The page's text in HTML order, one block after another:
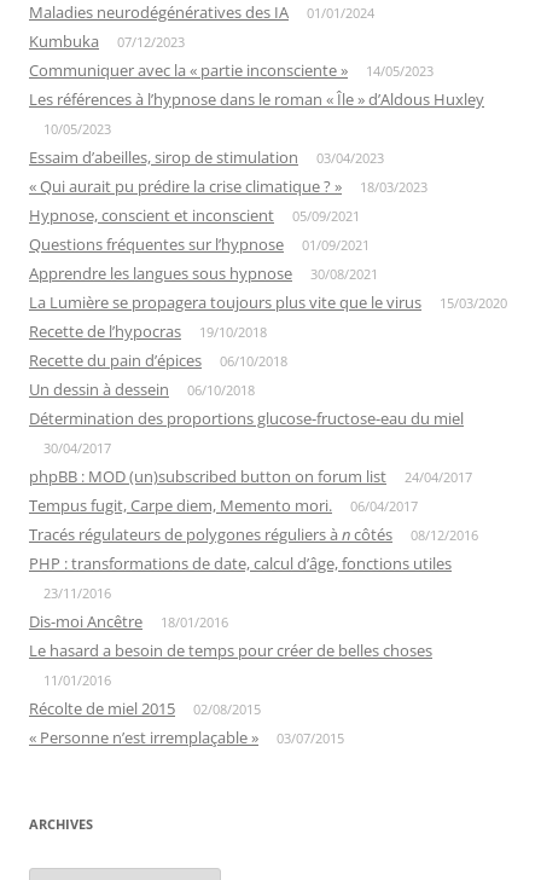
Maladies neurodégénératives des IA 01/01/2024
Kumbuka 07/12/2023
Communiquer avec la « partie inconsciente » 14/05/2023
Les références à l’hypnose dans le roman « Île » d’Aldous Huxley
10/05/2023
Essaim d’abeilles, sirop de stimulation 03/04/2023
« Qui aurait pu prédire la crise climatique ? » 18/03/2023
Hypnose, conscient et inconscient 05/09/2021
Questions fréquentes sur l’hypnose 01/09/2021
Apprendre les langues sous hypnose 30/08/2021
La Lumière se propagera toujours plus vite que le virus 15/03/2020
Recette de l’hypocras 19/10/2018
Recette du pain d’épices 06/10/2018
Un dessin à dessein 06/10/2018
Détermination des proportions glucose-fructose-eau du miel
30/04/2017
phpBB : MOD (un)subscribed button on forum list 24/04/2017
Tempus fugit, Carpe diem, Memento mori. 06/04/2017
Tracés régulateurs de polygones réguliers à ncôtés 08/12/2016
PHP : transformations de date, calcul d’âge, fonctions utiles
23/11/2016
Dis-moi Ancêtre 18/01/2016
Le hasard a besoin de temps pour créer de belles choses
11/01/2016
Récolte de miel 2015 02/08/2015
« Personne n’est irremplaçable » 03/07/2015
ARCHIVES
Archives